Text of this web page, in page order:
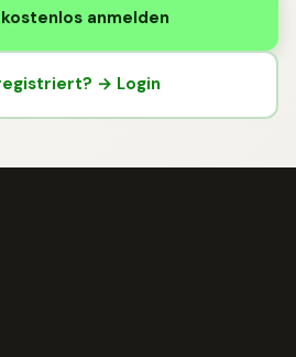
anmelden
→ Login